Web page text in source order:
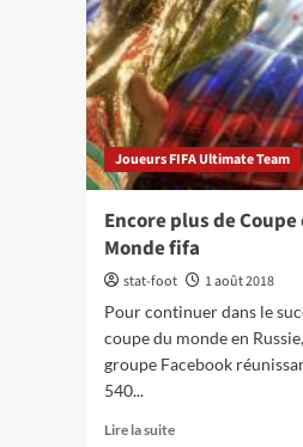
Joueurs FIFA Ultimate Team
Encore plus de Coupe
Monde fifa
stat-foot
1 août 2018
Pour continuer dans le
coupe du monde en
groupe Facebook
540...
Lire la suiteEn